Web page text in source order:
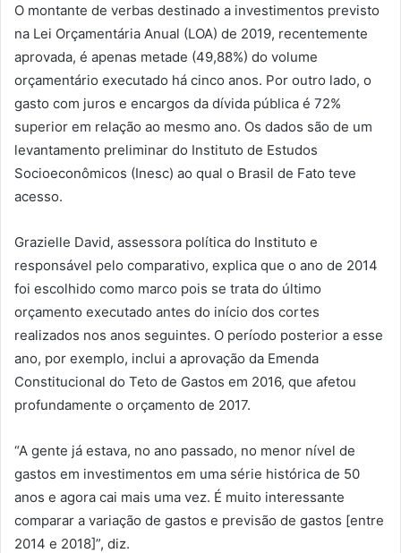
O montante de verbas destinado a investimentos previsto
na Lei Orçamentária Anual (LOA) de 2019, recentemente
aprovada, é apenas metade (49,88%) do volume
orçamentário executado há cinco anos. Por outro lado, o
gasto com juros e encargos da dívida pública é 72%
superior em relação ao mesmo ano. Os dados são de um
levantamento preliminar do Instituto de Estudos
Socioeconômicos (Inesc) ao qual o Brasil de Fato teve
acesso.
Grazielle David, assessora política do Instituto e
responsável pelo comparativo, explica que o ano de 2014
foi escolhido como marco pois se trata do último
orçamento executado antes do início dos cortes
realizados nos anos seguintes. O período posterior a esse
ano, por exemplo, inclui a aprovação da Emenda
Constitucional do Teto de Gastos em 2016, que afetou
profundamente o orçamento de 2017.
“A gente já estava, no ano passado, no menor nível de
gastos em investimentos em uma série histórica de 50
anos e agora cai mais uma vez. É muito interessante
comparar a variação de gastos e previsão de gastos [entre
2014 e 2018]”, diz.